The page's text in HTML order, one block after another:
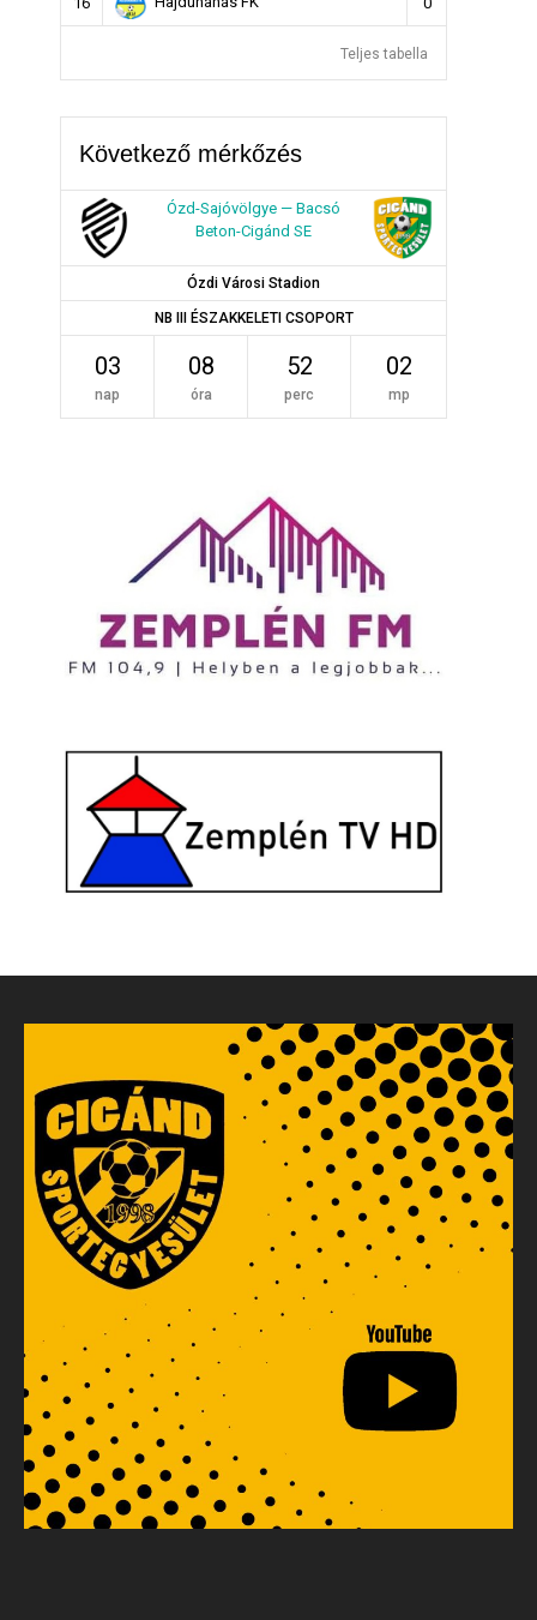
Teljes tabella
Következő mérkőzés
Ózd-Sajóvölgye — Bacsó
Beton-Cigánd SE
Ózdi Városi Stadion
NB III ÉSZAKKELETI CSOPORT
03
nap
08
óra
52
perc
02
mp